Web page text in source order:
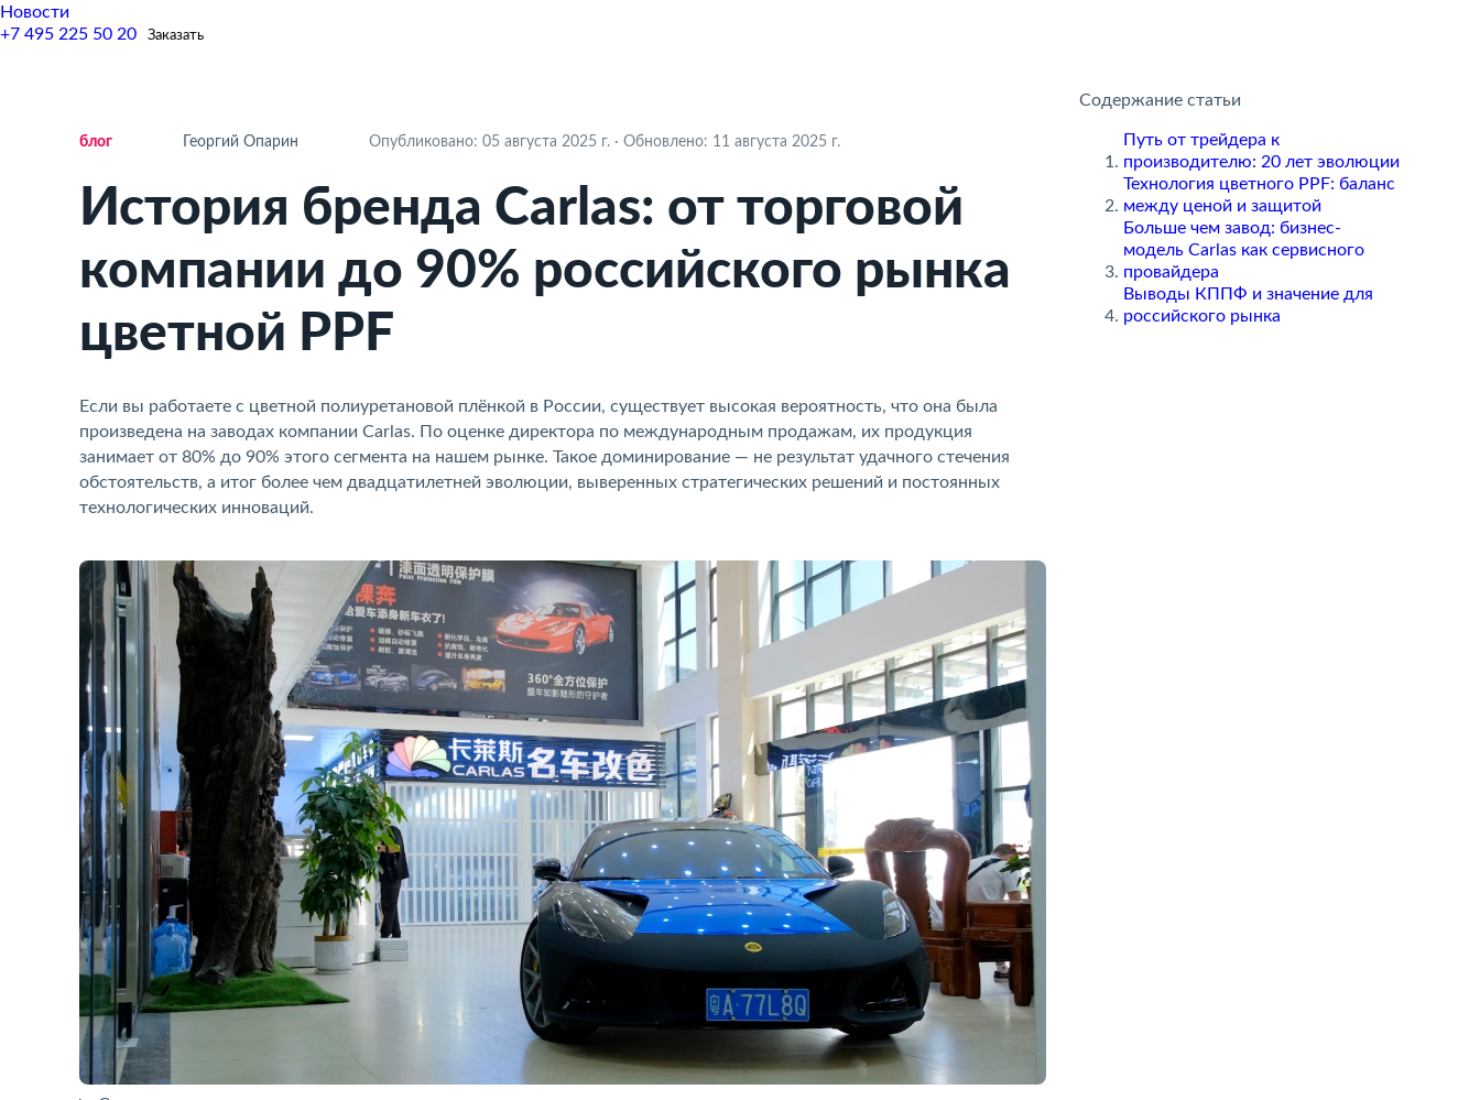
Новости
+7 495 225 50 20
Заказать
ло Георгий Опарин Опубликовано: 05 августа 2025 г. · Обновлено: 11 августа 2025 г.
История бренда Carlas: от торговой
компании до 90% российского рынка
цветной PPF
Если вы работаете с цветной полиуретановой плёнкой в России, существует высокая вероятность, что она была
произведена на заводах компании Carlas. По оценке директора по международным продажам, их продукция
занимает от 80% до 90% этого сегмента на нашем рынке. Такое доминирование — не результат удачного стечения
обстоятельств, а итог более чем двадцатилетней эволюции, выверенных стратегических решений и постоянных
технологических инноваций.
Содержание статьи
Путь от трейдера к
производителю: 20 лет эволюции
Технология цветного PPF: баланс
между ценой и защитой
Больше чем завод: бизнес-
модель Carlas как сервисного
провайдера
Выводы КППФ и значение для
российского рынка